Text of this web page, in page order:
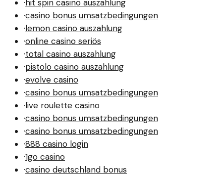
·hit spin casino auszahlung
·casino bonus umsatzbedingungen
·lemon casino auszahlung
·online casino seriös
·total casino auszahlung
·pistolo casino auszahlung
·evolve casino
·casino bonus umsatzbedingungen
·live roulette casino
·casino bonus umsatzbedingungen
·casino bonus umsatzbedingungen
·888 casino login
·1go casino
·casino deutschland bonus